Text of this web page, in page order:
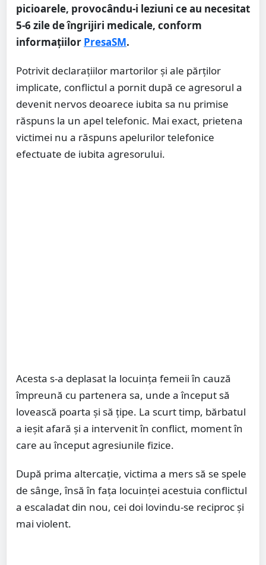
picioarele, provocându-i leziuni ce au necesitat
5-6 zile de îngrijiri medicale, conform
informațiilor PresaSM.
Potrivit declarațiilor martorilor și ale părților
implicate, conflictul a pornit după ce agresorul a
devenit nervos deoarece iubita sa nu primise
răspuns la un apel telefonic. Mai exact, prietena
victimei nu a răspuns apelurilor telefonice
efectuate de iubita agresorului.
Acesta s-a deplasat la locuința femeii în cauză
împreună cu partenera sa, unde a început să
lovească poarta și să țipe. La scurt timp, bărbatul
a ieșit afară și a intervenit în conflict, moment în
care au început agresiunile fizice.
După prima altercație, victima a mers să se spele
de sânge, însă în fața locuinței acestuia conflictul
a escaladat din nou, cei doi lovindu-se reciproc și
mai violent.